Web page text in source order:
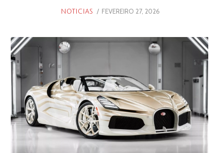
NOTICIAS
POSTED
FEVEREIRO 27, 2026